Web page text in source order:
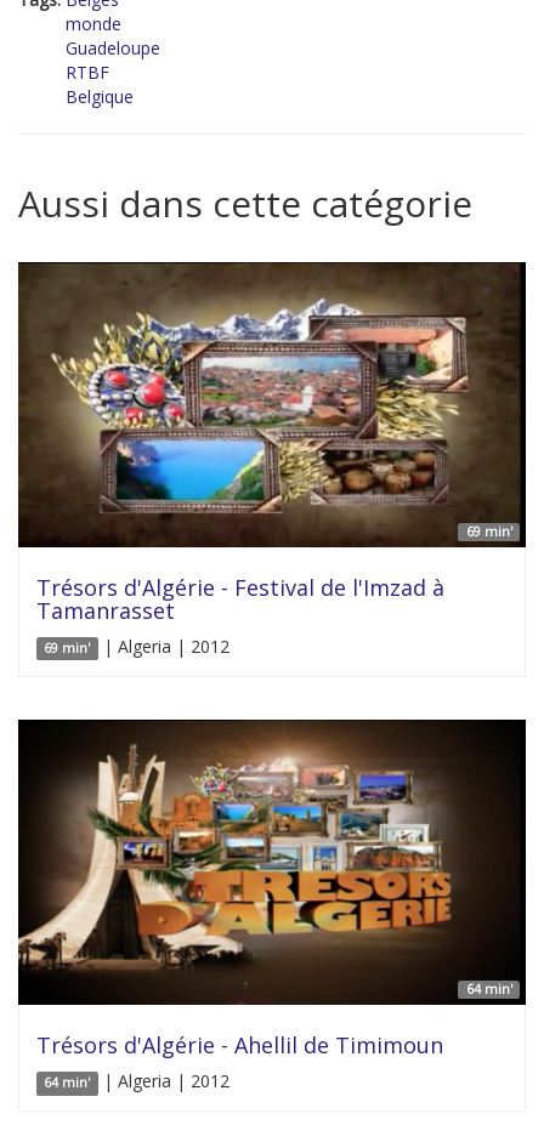
monde
Guadeloupe
RTBF
Belgique
Aussi dans cette catégorie
69 min'
Trésors d'Algérie - Festival de l'Imzad à
Tamanrasset
69 min' | Algeria | 2012
64 min'
Trésors d'Algérie - Ahellil de Timimoun
64 min' | Algeria | 2012